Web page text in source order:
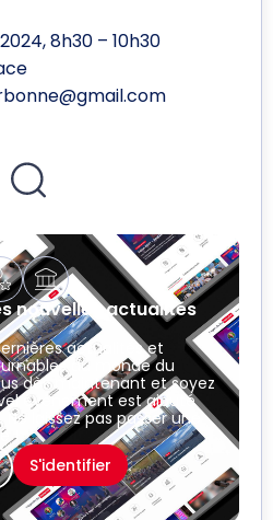
8h30 – 10h30
nouvelles actualités
actualités et
du monde du
dès maintenant et soyez
événement est ajouté
laissez pas passer une
!
S'identifier